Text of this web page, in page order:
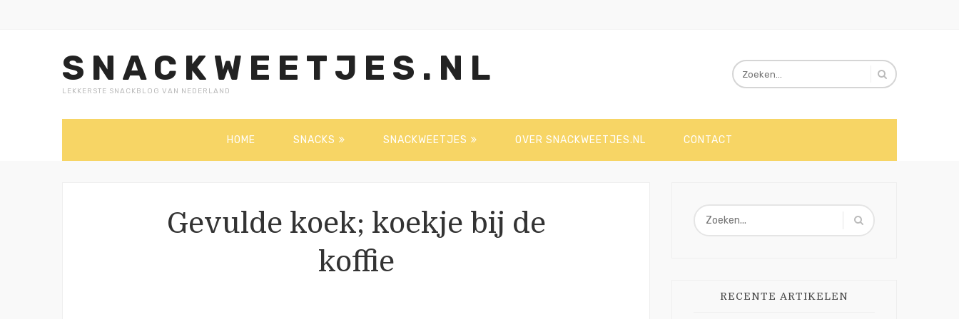
SNACKWEETJES.NL
LEKKERSTE SNACKBLOG VAN NEDERLAND
HOME SNACKS SNACKWEETJES OVER SNACKWEETJES.NL CONTACT
Gevulde koek; koekje bij de
koffie
RECENTE ARTIKELEN